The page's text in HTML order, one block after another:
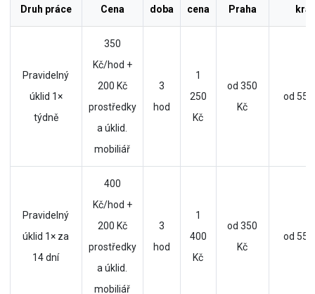
Druh práce Cena
doba
cena
Praha
kraj
Pravidelný
úklid 1×
týdně
350
Kč/hod +
200 Kč
prostředky
a úklid.
mobiliář
3
hod
1
250
Kč
od 350
Kč
od 550
Pravidelný
úklid 1× za
14 dní
400
Kč/hod +
200 Kč
prostředky
a úklid.
mobiliář
3
hod
1
400
Kč
od 350
Kč
od 550